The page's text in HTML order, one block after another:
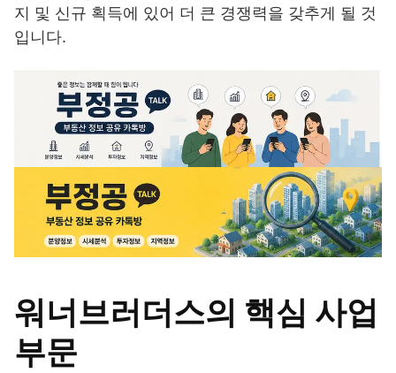
지 및 신규 획득에 있어 더 큰 경쟁력을 갖추게 될 것
입니다.
워너브러더스의 핵심 사업
부문